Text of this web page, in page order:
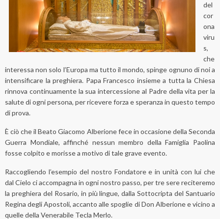
del
cor
ona
viru
s,
che
interessa non solo l’Europa ma tutto il mondo, spinge ognuno di noi a
intensificare la preghiera. Papa Francesco insieme a tutta la Chiesa
rinnova continuamente la sua intercessione al Padre della vita per la
salute di ogni persona, per ricevere forza e speranza in questo tempo
di prova.
È ciò che il Beato Giacomo Alberione fece in occasione della Seconda
Guerra Mondiale, affinché nessun membro della Famiglia Paolina
fosse colpito e morisse a motivo di tale grave evento.
Raccogliendo l’esempio del nostro Fondatore e in unità con lui che
dal Cielo ci accompagna in ogni nostro passo, per tre sere reciteremo
la preghiera del Rosario, in più lingue, dalla Sottocripta del Santuario
Regina degli Apostoli, accanto alle spoglie di Don Alberione e vicino a
quelle della Venerabile Tecla Merlo.